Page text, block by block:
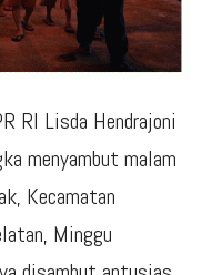
RI Lisda Hendrajoni
menyambut malam
Kecamatan
Minggu